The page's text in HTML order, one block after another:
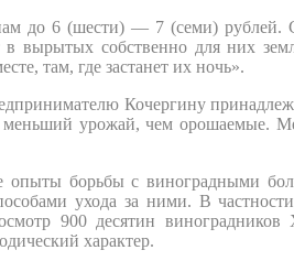
до 6 (шести) — 7 (семи) рублей.
вырытых собственно для них
там, где застанет их ночь».
Кочергину
меньший урожай, чем орошаемые.
борьбы с виноградными
ухода за ними. В
900 десятин виноградников
характер.